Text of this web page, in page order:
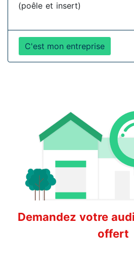
(poêle et insert)
C'est mon entreprise
Demandez votre
offert